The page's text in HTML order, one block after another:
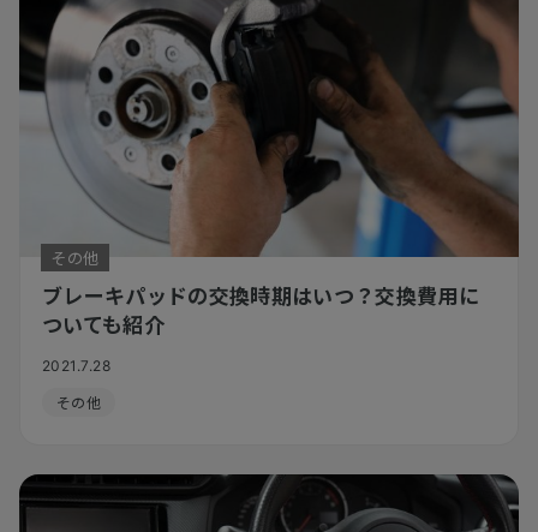
その他
ブレーキパッドの交換時期はいつ？交換費用に
ついても紹介
2021.7.28
その他